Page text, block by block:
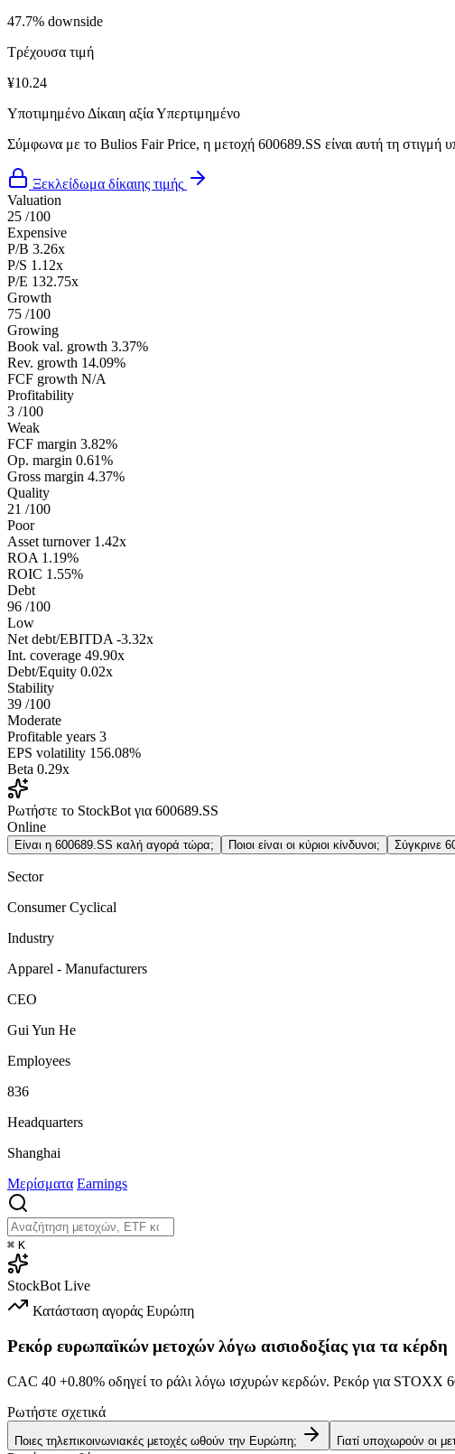
47.7% downside
Τρέχουσα τιμή
¥10.24
Υποτιμημένο Δίκαιη αξίαΥπερτιμημένο
Σύμφωνα με το Bulios Fair Price, η μετοχή 600689.SS είναι αυτή τη στιγμή
Ξεκλείδωμα δίκαιης τιμής
Valuation
25 /100
Expensive
P/B 3.26x
P/S 1.12x
P/E 132.75x
Growth
75 /100
Growing
Book val. growth 3.37%
Rev. growth 14.09%
FCF growth N/A
Profitability
3 /100
Weak
FCF margin 3.82%
Op. margin 0.61%
Gross margin 4.37%
Quality
21 /100
Poor
Asset turnover 1.42x
ROA 1.19%
ROIC 1.55%
Debt
96 /100
Low
Net debt/EBITDA -3.32x
Int. coverage 49.90x
Debt/Equity 0.02x
Stability
39 /100
Moderate
Profitable years 3
EPS volatility 156.08%
Beta 0.29x
Ρωτήστε το StockBot για 600689.SS
Online
Είναι η 600689.SS καλή αγορά τώρα; Ποιοι είναι οι κύριοι κίνδυνοι; Σύγκρινε
Sector
Consumer Cyclical
Industry
Apparel - Manufacturers
CEO
Gui Yun He
Employees
836
Headquarters
Shanghai
Μερίσματα Earnings
⌘ K
StockBot Live
Κατάσταση αγοράς Ευρώπη
Ρεκόρ ευρωπαϊκών μετοχών λόγω αισιοδοξίας για τα κέρδη
CAC 40 +0.80% οδηγεί το ράλι λόγω ισχυρών κερδών. Ρεκόρ για STOXX
Ρωτήστε σχετικά
Ποιες τηλεπικοινωνιακές μετοχές ωθούν την Ευρώπη; Γιατί υποχωρούν οι